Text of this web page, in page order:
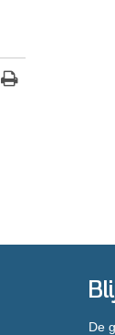
De